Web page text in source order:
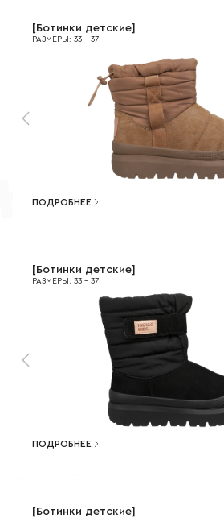
[ Ботинки детские]
РАЗМЕРЫ : 33 - 37
ПОДРОБНЕЕ
[ Ботинки детские]
РАЗМЕРЫ : 33 - 37
ПОДРОБНЕЕ
[ Ботинки детские]